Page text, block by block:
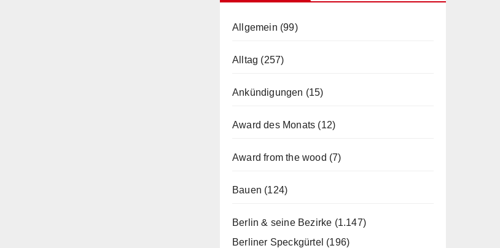
Allgemein (99)
Alltag (257)
Ankündigungen (15)
Award des Monats (12)
Award from the wood (7)
Bauen (124)
Berlin & seine Bezirke (1.147)
Berliner Speckgürtel (196)